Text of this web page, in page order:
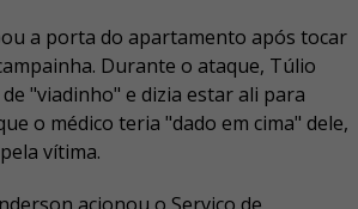
a porta do apartamento após tocar
Durante o ataque, Túlio
"viadinho" e dizia estar ali para
o médico teria "dado em cima" dele,
vítima.